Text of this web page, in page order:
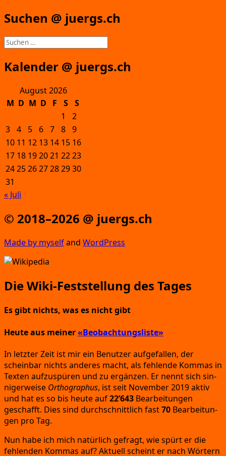
Suchen @ juergs.ch
Suchen
nach:
Kalender @ juergs.ch
August 2026
M D M D F S
S
1
2
3 4 5 6 7 8 9
10 11 12 13 14 15 16
17 18 192021 2223
24252627282930
31
« Juli
© 2018–2026 @ juergs.ch
Made by mys­elfand Word­Press
Die Wiki-Feststellung des Tages
Es gibt nichts, was es nicht gibt
Heute aus meiner«Beobachtungsliste»
In letz­ter Zeit ist mir ein Benut­zer auf­ge­fal­len, der
schein­bar nichts ande­res macht, als feh­len­de Kom­mas in
Tex­ten auf­zu­spü­ren und zu ergän­zen. Er nennt sich sin­
ni­ger­wei­se Ortho­gra­phus, ist seit Novem­ber 2019 aktiv
und hat es so bis heu­te auf22’643 Bear­bei­tun­gen
geschafft. Dies sind durch­schnitt­lich fast70 Bear­bei­tun­
gen pro Tag.
Nun habe ich mich natür­lich gefragt, wie spürt er die
feh­len­den Kom­mas auf?Aktu­ell scheint er nach Wör­tern